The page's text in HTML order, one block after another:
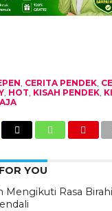
CERITA PENDEK,
, HOT KISAH PENDEK,
YOU
Mengikuti Rasa